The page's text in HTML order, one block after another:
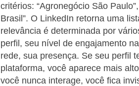
critérios: “Agronegócio São
Brasil”. O LinkedIn retorna uma
relevância é determinada por
perfil, seu nível de engajamento
rede, sua presença. Se seu perfil
plataforma, você aparece mais
você nunca interage, você fica